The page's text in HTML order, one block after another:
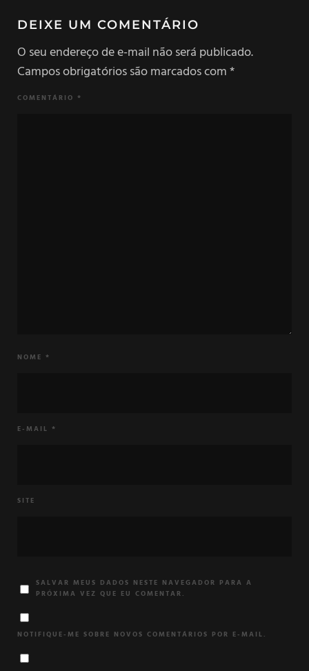
DEIXE UM COMENTÁRIO
O seu endereço de e-mail não será publicado.
Campos obrigatórios são marcados com*
COMENTÁRIO *
NOME *
E-MAIL *
SITE
SALVAR MEUS DADOS NESTE NAVEGADOR PARA A
PRÓXIMA VEZ QUE EU COMENTAR.
NOTIFIQUE-ME SOBRE NOVOS COMENTÁRIOS POR E-MAIL.